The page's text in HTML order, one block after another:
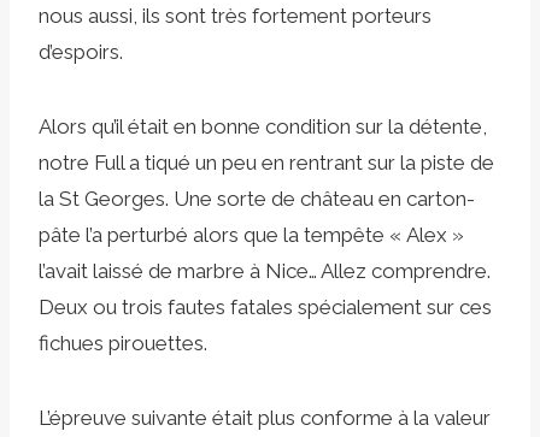
nous aussi, ils sont très fortement porteurs
d’espoirs.
Alors qu’il était en bonne condition sur la détente,
notre Full a tiqué un peu en rentrant sur la piste de
la St Georges. Une sorte de château en carton-
pâte l’a perturbé alors que la tempête « Alex »
l’avait laissé de marbre à Nice… Allez comprendre.
Deux ou trois fautes fatales spécialement sur ces
fichues pirouettes.
L’épreuve suivante était plus conforme à la valeur